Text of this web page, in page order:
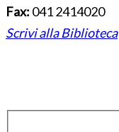
Fax: 041 2414020
Scrivi alla Biblioteca